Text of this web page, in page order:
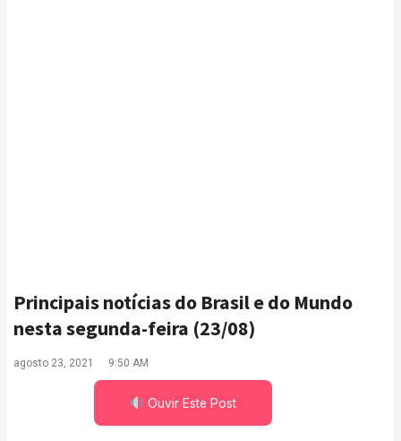
Principais notícias do Brasil e do Mundo
nesta segunda-feira (23/08)
agosto 23, 2021 9:50 AM
Ouvir Este Post